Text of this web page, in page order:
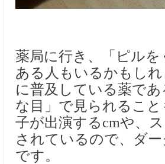
薬局に行き、「ピル
ある人もいるかもし
に普及している薬で
な目」で見られるこ
子が出演するcmや、
されているので、ダ
です。